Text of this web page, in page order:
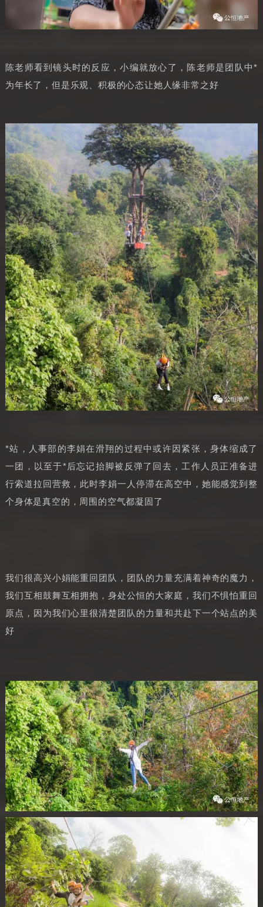
陈老师看到镜头时的反应，小编就放心了，陈老师是团队中*
为年长了，但是乐观、积极的心态让她人缘非常之好
*站，人事部的李娟在滑翔的过程中或许因紧张，身体缩成了
一团，以至于*后忘记抬脚被反弹了回去，工作人员正准备进
行索道拉回营救，此时李娟一人停滞在高空中，她能感觉到整
个身体是真空的，周围的空气都凝固了
我们很高兴小娟能重回团队，团队的力量充满着神奇的魔力，
我们互相鼓舞互相拥抱，身处公恒的大家庭，我们不惧怕重回
原点，因为我们心里很清楚团队的力量和共赴下一个站点的美
好